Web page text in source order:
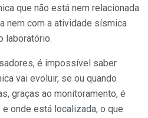
que não está nem relacionada
nem com a atividade sísmica
laboratório.
é impossível saber
vai evoluir, se ou quando
graças ao monitoramento, é
onde está localizada, o que